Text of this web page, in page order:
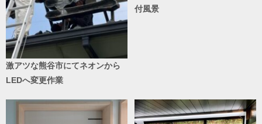
激アツな熊谷市にてネオンから
LEDへ変更作業
付風景